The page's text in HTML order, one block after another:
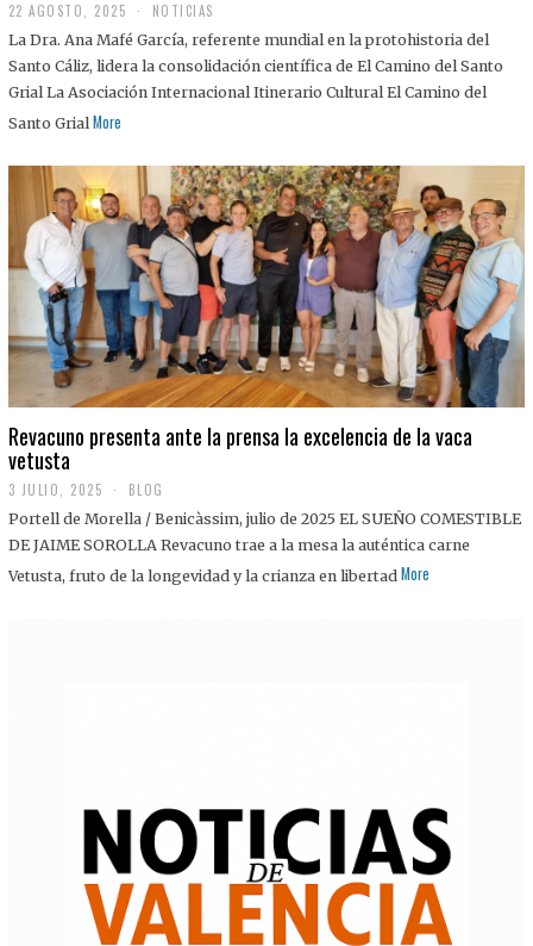
22 AGOSTO, 2025
2
A
G
O
S
2
5
NOTICIAS
La Dra. Ana Mafé García, referente mundial en la protohistoria del
Santo Cáliz, lidera la consolidación científica de El Camino del Santo
Grial La Asociación Internacional Itinerario Cultural El Camino del
Santo Grial More
Revacuno presenta ante la prensa la excelencia de la vaca
vetusta
3 JULIO, 2025
J
U
I
BLOG
Portell de Morella / Benicàssim, julio de 2025 EL SUEÑO COMESTIBLE
DE JAIME SOROLLA Revacuno trae a la mesa la auténtica carne
Vetusta, fruto de la longevidad y la crianza en libertad More